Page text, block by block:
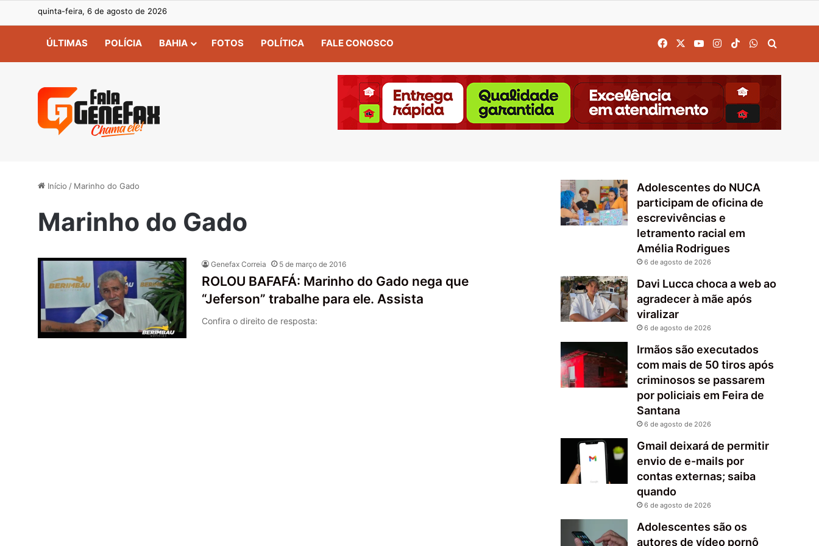
quinta-feira, 6 de agosto de 2026
ÚLTIMAS POLÍCIA BAHIA FOTOS POLÍTICA FALE CONOSCO FacebookYouTubeInstagram
TikTokWhatsApp
Início / Marinho do Gado
Marinho do Gado
Genefax Correia 5 de março de 2016
ROLOU BAFAFÁ: Marinho do Gado nega que
“Jeferson” trabalhe para ele. Assista
Confira o direito de resposta:
Adolescentes do NUCA
participam de oficina de
escrevivências e
letramento racial em
Amélia Rodrigues
6 de agosto de 2026
Davi Lucca choca a web ao
agradecer à mãe após
viralizar
6 de agosto de 2026
Irmãos são executados
com mais de 50 tiros após
criminosos se passarem
por policiais em Feira de
Santana
6 de agosto de 2026
Gmail deixará de permitir
envio de e-mails por
contas externas; saiba
quando
6 de agosto de 2026
Adolescentes são os
autores de vídeo pornô